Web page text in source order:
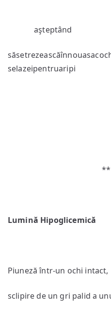
aşteptând
selazeipentruaripi
Lumină Hipoglicemică
Piuneză într-un ochi intact,
sclipire de un gri palid a